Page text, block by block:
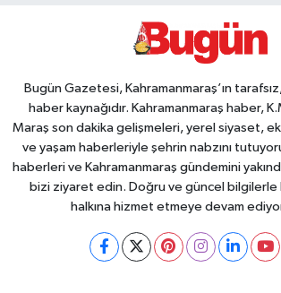
Bugün Gazetesi, Kahramanmaraş’ın
haber kaynağıdır. Kahramanmaraş haber,
Maraş son dakika gelişmeleri, yerel siyaset,
ve yaşam haberleriyle şehrin nabzını
haberleri ve Kahramanmaraş gündemini
bizi ziyaret edin. Doğru ve güncel bilgilerle
halkına hizmet etmeye devam